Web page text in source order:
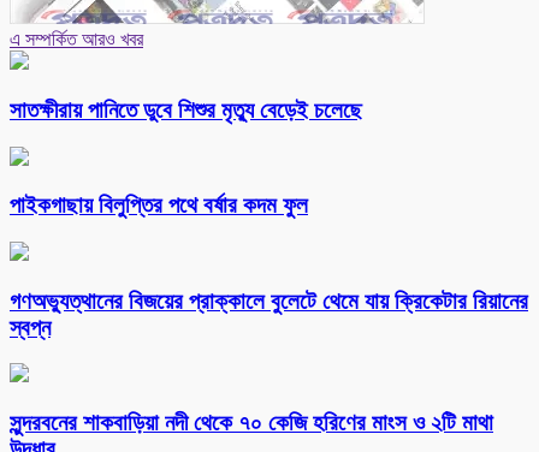
এ সম্পর্কিত আরও খবর
সাতক্ষীরায় পানিতে ডুবে শিশুর মৃত্যু বেড়েই চলেছে
পাইকগাছায় বিলুপ্তির পথে বর্ষার কদম ফুল
গণঅভ্যুত্থানের বিজয়ের প্রাক্কালে বুলেটে থেমে যায় ক্রিকেটার রিয়ানের
স্বপ্ন
সুন্দরবনের শাকবাড়িয়া নদী থেকে ৭০ কেজি হরিণের মাংস ও ২টি মাথা